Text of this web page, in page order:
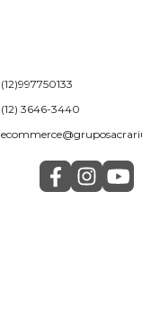
(12)997750133
(12) 3646-3440